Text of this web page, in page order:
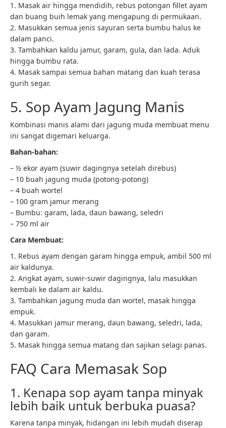
1. Masak air hingga mendidih, rebus potongan fillet ayam
dan buang buih lemak yang mengapung di permukaan.
2. Masukkan semua jenis sayuran serta bumbu halus ke
dalam panci.
3. Tambahkan kaldu jamur, garam, gula, dan lada. Aduk
hingga bumbu rata.
4. Masak sampai semua bahan matang dan kuah terasa
gurih segar.
5. Sop Ayam Jagung Manis
Kombinasi manis alami dari jagung muda membuat menu
ini sangat digemari keluarga.
Bahan-bahan:
– ½ ekor ayam (suwir dagingnya setelah direbus)
– 10 buah jagung muda (potong-potong)
– 4 buah wortel
– 100 gram jamur merang
– Bumbu: garam, lada, daun bawang, seledri
– 750 ml air
Cara Membuat:
1. Rebus ayam dengan garam hingga empuk, ambil 500 ml
air kaldunya.
2. Angkat ayam, suwir-suwir dagingnya, lalu masukkan
kembali ke dalam air kaldu.
3. Tambahkan jagung muda dan wortel, masak hingga
empuk.
4. Masukkan jamur merang, daun bawang, seledri, lada,
dan garam.
5. Masak hingga semua matang dan sajikan selagi panas.
FAQ Cara Memasak Sop
1. Kenapa sop ayam tanpa minyak
lebih baik untuk berbuka puasa?
Karena tanpa minyak, hidangan ini lebih mudah diserap